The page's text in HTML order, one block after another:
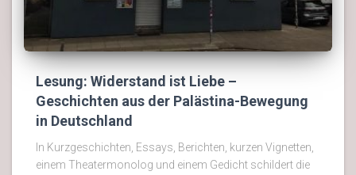
Lesung: Widerstand ist Liebe –
Geschichten aus der Palästina-Bewegung
in Deutschland
In Kurzgeschichten, Essays, Berichten, kurzen Vignetten,
einem Theatermonolog und einem Gedicht schildert die